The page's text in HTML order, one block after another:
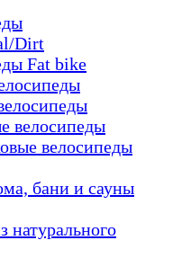
Dirt
Fat bike
велосипеды
велосипеды
бани и сауны
натурального